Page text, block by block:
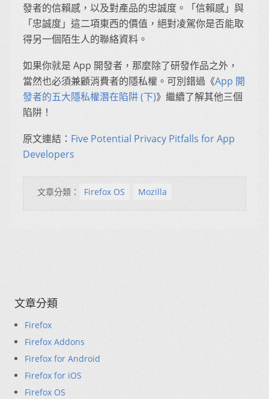
發者的信賴感，以及對產品的忠誠度。「信賴感」與
「忠誠度」這二項東西的價值，絕對凌駕你是否能取
得另一個陌生人的聯絡資料。
如果你就是 App 開發者，那麼除了研發作品之外，
當然也必須兼顧消費者的隱私權。可別錯過《App 開
發者的五大隱私權潛在陷阱 (下)》繼續了解其他三個
陷阱！
原文連結： Five Potential Privacy Pitfalls for App
Developers
文章分類： Firefox OS Mozilla
文章分類
Firefox
Firefox Addons
Firefox for Android
Firefox for iOS
Firefox OS